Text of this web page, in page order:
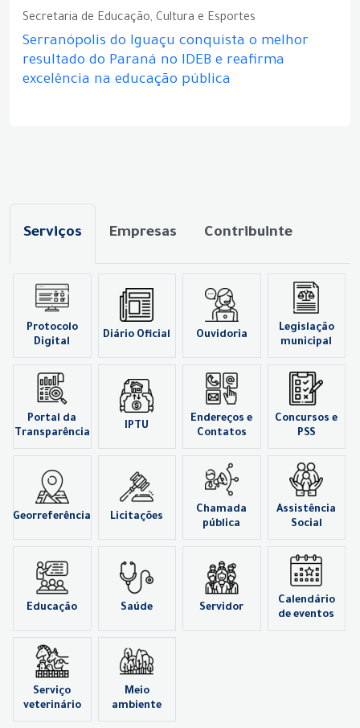
Secretaria de Educação, Cultura e Esportes
Serranópolis do Iguaçu conquista o melhor
resultado do Paraná no IDEB e reafirma
excelência na educação pública
Serviços Empresas Contribuinte
Protocolo
Digital
Diário Oficial Ouvidoria
Legislação
municipal
Portal da
Transparência
IPTU
Endereços e
Contatos
Concursos e
PSS
Georreferência Licitações
Chamada
pública
Assistência
Social
Educação Saúde Servidor
Calendário
de eventos
Serviço
veterinário
Meio
ambiente